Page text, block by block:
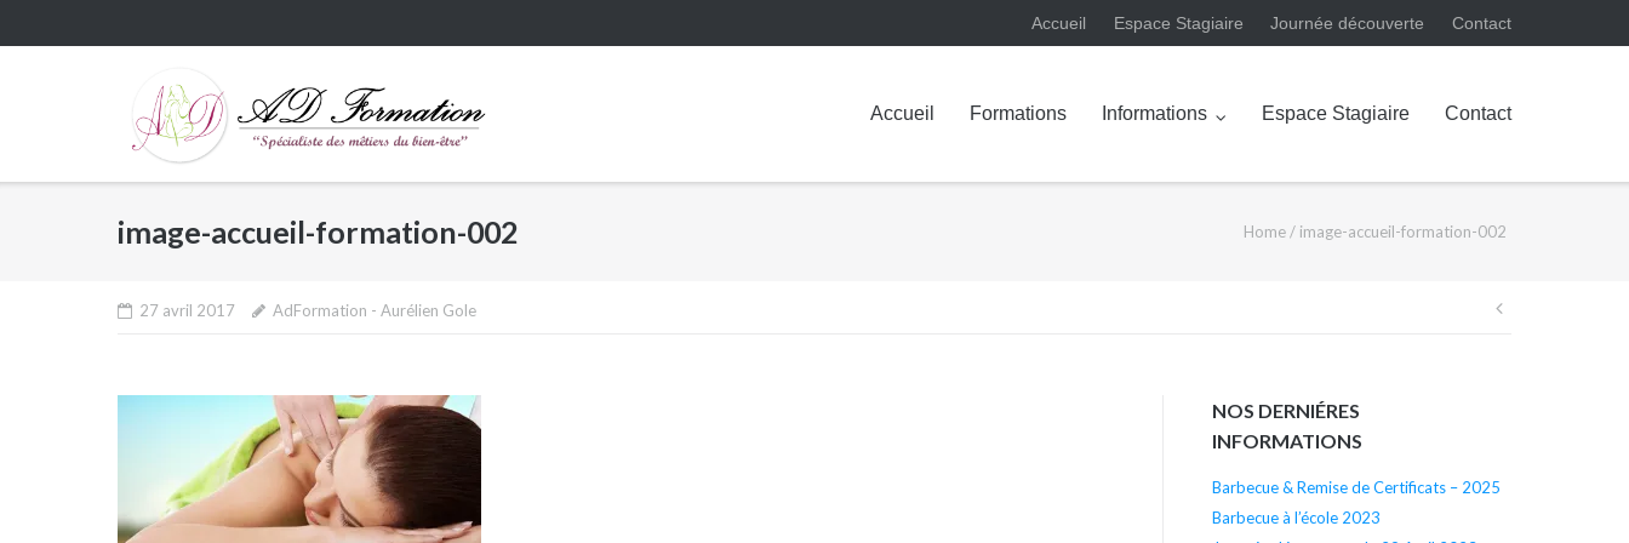
to
Accueil Espace Stagiaire Journée découverte Contact
Accueil Formations Informations Espace Stagiaire Contact
image-accueil-formation-002 Home / image-accueil-formation-002
27 avril 2017 AdFormation - Aurélien Gole
Navigation
NOS DERNIÉRES
INFORMATIONS
Barbecue & Remise de Certificats – 2025
Barbecue à l’école 2023